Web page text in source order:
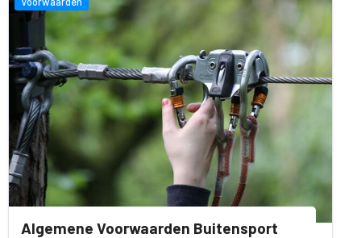
Algemene Voorwaarden Buitensport